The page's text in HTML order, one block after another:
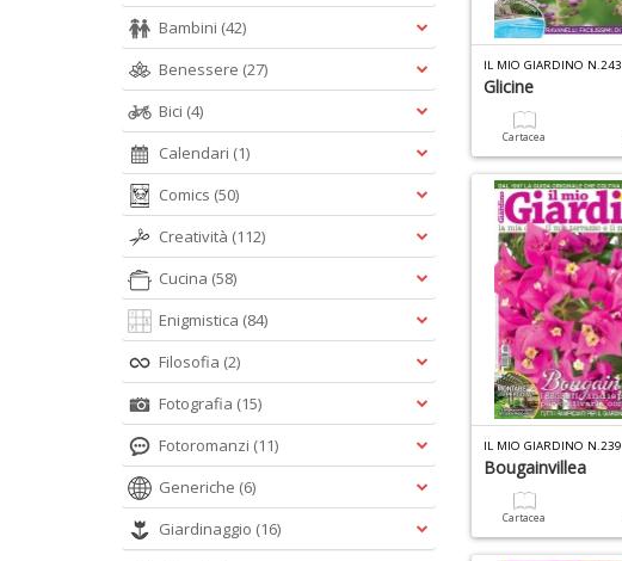
IL MIO GIARDINO N.243
Glicine
Cartacea
IL MIO GIARDINO N.239
Bougainvillea
Cartacea
Bambini (42)
Benessere (27)
Bici (4)
Calendari (1)
Comics (50)
Creatività (112)
Cucina (58)
Enigmistica (84)
Filosofia (2)
Fotografia (15)
Fotoromanzi (11)
Generiche (6)
Giardinaggio (16)